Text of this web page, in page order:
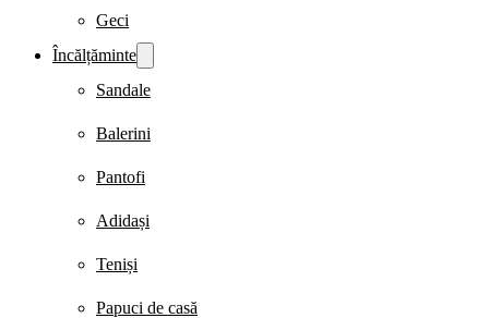
Geci
Încălțăminte
Sandale
Balerini
Pantofi
Adidași
Teniși
Papuci de casă